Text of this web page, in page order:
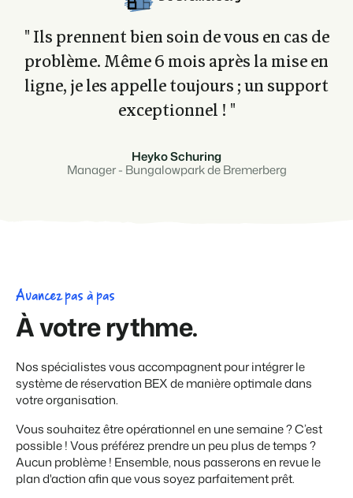
" Ils prennent bien soin de vous en cas de
problème. Même 6 mois après la mise en
ligne, je les appelle toujours ; un support
exceptionnel ! "
Heyko Schuring
Manager - Bungalowpark de Bremerberg
Avancez pas à pas
À votre rythme.
Nos spécialistes vous accompagnent pour intégrer le
système de réservation BEX de manière optimale dans
votre organisation.
Vous souhaitez être opérationnel en une semaine ? C’est
possible ! Vous préférez prendre un peu plus de temps ?
Aucun problème ! Ensemble, nous passerons en revue le
plan d'action afin que vous soyez parfaitement prêt.